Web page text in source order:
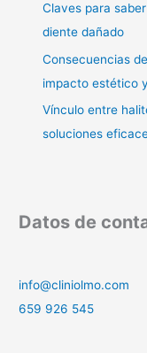
Claves para
diente dañado
Consecuencias
impacto estético
Vínculo entre
soluciones
Datos de
info@cliniolmo.com
659 926 545